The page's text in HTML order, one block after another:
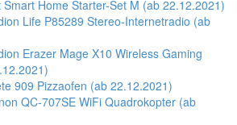
Home Starter-Set M (ab 22.12.2021)
Life P85289 Stereo-Internetradio (ab
Erazer Mage X10 Wireless Gaming
909 Pizzaofen (ab 22.12.2021)
QC-707SE WiFi Quadrokopter (ab